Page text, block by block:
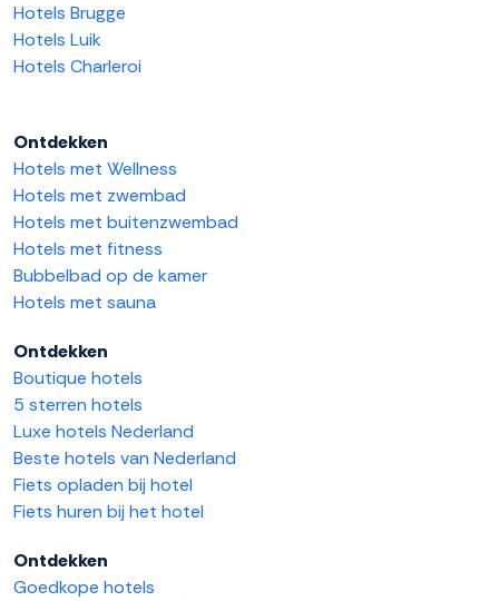
Hotels Brugge
Hotels Luik
Hotels Charleroi
Ontdekken
Hotels met Wellness
Hotels met zwembad
Hotels met buitenzwembad
Hotels met fitness
Bubbelbad op de kamer
Hotels met sauna
Ontdekken
Boutique hotels
5 sterren hotels
Luxe hotels Nederland
Beste hotels van Nederland
Fiets opladen bij hotel
Fiets huren bij het hotel
Ontdekken
Goedkope hotels